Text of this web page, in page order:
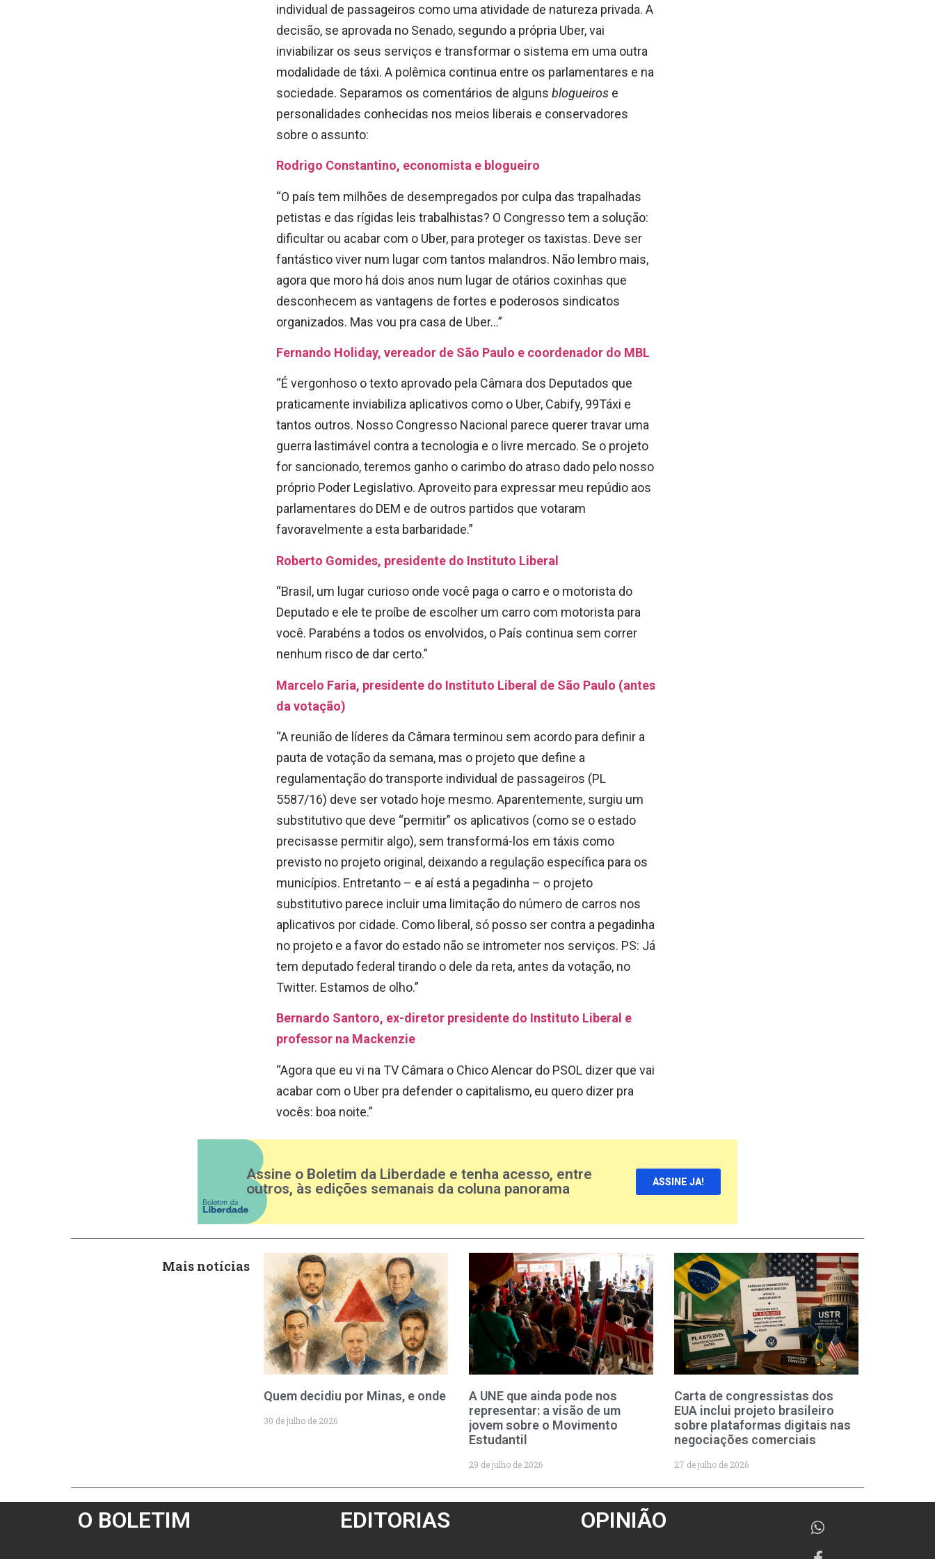
individual de passageiros como uma atividade de natureza privada. A
decisão, se aprovada no Senado, segundo a própria Uber, vai
inviabilizar os seus serviços e transformar o sistema em uma outra
modalidade de táxi. A polêmica continua entre os parlamentares e na
sociedade. Separamos os comentários de alguns blogueiros e
personalidades conhecidas nos meios liberais e conservadores
sobre o assunto:
Rodrigo Constantino, economista e blogueiro
“O país tem milhões de desempregados por culpa das trapalhadas
petistas e das rígidas leis trabalhistas? O Congresso tem a solução:
dificultar ou acabar com o Uber, para proteger os taxistas. Deve ser
fantástico viver num lugar com tantos malandros. Não lembro mais,
agora que moro há dois anos num lugar de otários coxinhas que
desconhecem as vantagens de fortes e poderosos sindicatos
organizados. Mas vou pra casa de Uber…”
Fernando Holiday, vereador de São Paulo e coordenador do MBL
“É vergonhoso o texto aprovado pela Câmara dos Deputados que
praticamente inviabiliza aplicativos como o Uber, Cabify, 99Táxi e
tantos outros. Nosso Congresso Nacional parece querer travar uma
guerra lastimável contra a tecnologia e o livre mercado. Se o projeto
for sancionado, teremos ganho o carimbo do atraso dado pelo nosso
próprio Poder Legislativo. Aproveito para expressar meu repúdio aos
parlamentares do DEM e de outros partidos que votaram
favoravelmente a esta barbaridade.”
Roberto Gomides, presidente do Instituto Liberal
“Brasil, um lugar curioso onde você paga o carro e o motorista do
Deputado e ele te proíbe de escolher um carro com motorista para
você. Parabéns a todos os envolvidos, o País continua sem correr
nenhum risco de dar certo.”
Marcelo Faria, presidente do Instituto Liberal de São Paulo (antes
da votação)
“A reunião de líderes da Câmara terminou sem acordo para definir a
pauta de votação da semana, mas o projeto que define a
regulamentação do transporte individual de passageiros (PL
5587/16) deve ser votado hoje mesmo. Aparentemente, surgiu um
substitutivo que deve “permitir” os aplicativos (como se o estado
precisasse permitir algo), sem transformá-los em táxis como
previsto no projeto original, deixando a regulação específica para os
municípios. Entretanto – e aí está a pegadinha – o projeto
substitutivo parece incluir uma limitação do número de carros nos
aplicativos por cidade. Como liberal, só posso ser contra a pegadinha
no projeto e a favor do estado não se intrometer nos serviços. PS: Já
tem deputado federal tirando o dele da reta, antes da votação, no
Twitter. Estamos de olho.”
Bernardo Santoro, ex-diretor presidente do Instituto Liberal e
professor na Mackenzie
“Agora que eu vi na TV Câmara o Chico Alencar do PSOL dizer que vai
acabar com o Uber pra defender o capitalismo, eu quero dizer pra
vocês: boa noite.”
Assine o Boletim da Liberdade e tenha acesso, entre
outros, às edições semanais da coluna panorama
ASSINE JA!
Mais notícias
Quem decidiu por Minas, e onde
30 de julho de 2026
A UNE que ainda pode nos
representar: a visão de um
jovem sobre o Movimento
Estudantil
29 de julho de 2026
Carta de congressistas dos
EUA inclui projeto brasileiro
sobre plataformas digitais nas
negociações comerciais
27 de julho de 2026
O BOLETIM EDITORIAS OPINIÃO